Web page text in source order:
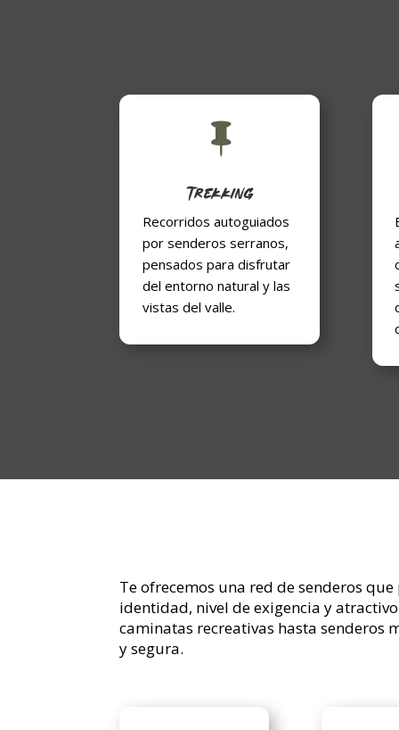

Trekking
Recorridos autoguiados
por senderos serranos,
pensados para disfrutar
del entorno natural y las
vistas del valle.
Te ofrecemos una red de senderos
identidad, nivel de exigencia y
caminatas recreativas hasta senderos
y segura.